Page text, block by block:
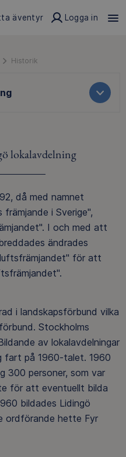
äventyr Logga in
Historik
lokalavdelning
då med namnet
främjande i Sverige",
I och med att
ändrades
för att
i landskapsförbund vilka
Stockholms
av lokalavdelningar
fart på 1960-talet. 1960
300 personer, som var
för att eventuellt bilda
bildades Lidingö
ordförande hette Fyr